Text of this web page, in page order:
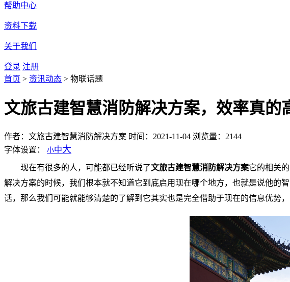
帮助中心
资料下载
关于我们
登录 注册
首页 > 资讯动态 > 物联话题
文旅古建智慧消防解决方案，效率真的
作者：文旅古建智慧消防解决方案 时间：2021-11-04 浏览量：2144
字体设置： 小中大
现在有很多的人，可能都已经听说了文旅古建智慧消防解决方案它的相关
解决方案的时候，我们根本就不知道它到底启用现在哪个地方，也就是说他的
话，那么我们可能就能够清楚的了解到它其实也是完全借助于现在的信息优势